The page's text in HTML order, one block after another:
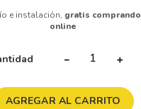
e instalación, gratis comprando
online
＋
－
AGREGAR AL CARRITO